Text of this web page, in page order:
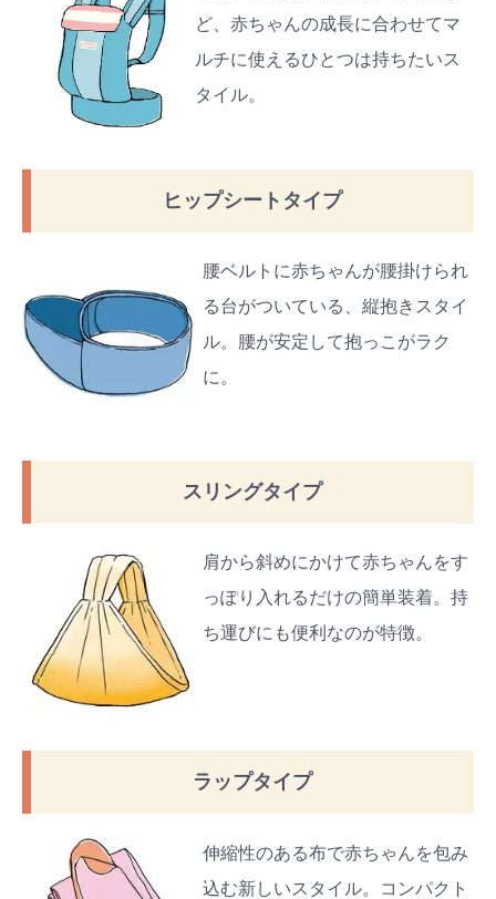
ど、赤ちゃんの成長に合わせてマ
ルチに使えるひとつは持ちたいス
タイル。
ヒップシートタイプ
腰ベルトに赤ちゃんが腰掛けられ
る台がついている、縦抱きスタイ
ル。腰が安定して抱っこがラク
に。
スリングタイプ
肩から斜めにかけて赤ちゃんをす
っぽり入れるだけの簡単装着。持
ち運びにも便利なのが特徴。
ラップタイプ
伸縮性のある布で赤ちゃんを包み
込む新しいスタイル。コンパクト